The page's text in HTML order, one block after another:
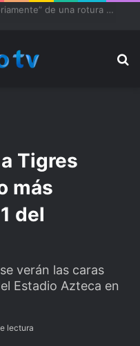
Ter Stegen operado “satisfactoriamente” de una rotura completa del tendón rotuliano
Tigres
más
del
verán las caras
Estadio Azteca en
lectura